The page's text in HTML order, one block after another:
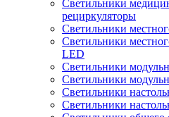
Светильники
рециркуляторы
Светильники
Светильники
LED
Светильники
Светильники
Светильники
Светильники